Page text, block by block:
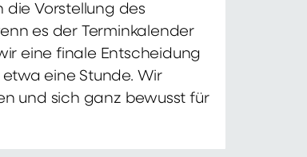
Vorstellung des
es der Terminkalender
eine finale Entscheidung
eine Stunde. Wir
und sich ganz bewusst für